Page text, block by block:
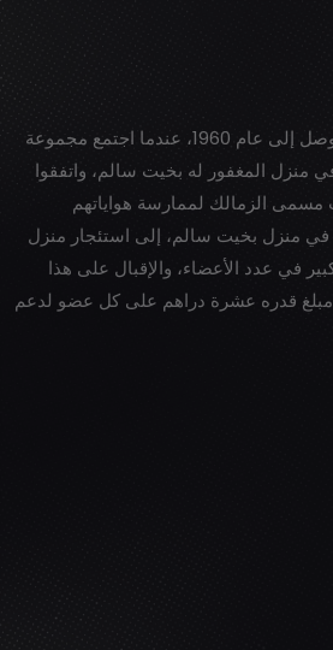
يعود تاريخ تأسيس نادي الوصل إلى عام 1960، عندما اجتمع مجموعة
المغفور له بخيت سالم، واتفقوا
الزمالك لممارسة هواياتهم
في منزل بخيت سالم، إلى استئجار منزل
في عدد الأعضاء، والإقبال على هذا
مبلغ قدره عشرة دراهم على كل عضو لدعم